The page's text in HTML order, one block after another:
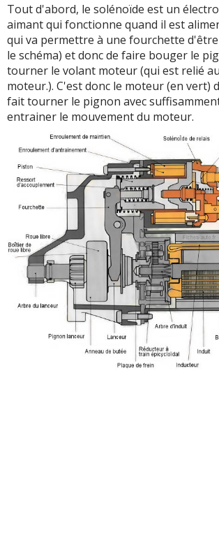
Tout d'abord, le solénoïde est un
aimant qui fonctionne quand il est
qui va permettre à une fourchette
le schéma) et donc de faire bouger le
tourner le volant moteur (qui est relié
moteur.). C'est donc le moteur (en vert)
fait tourner le pignon avec
entrainer le mouvement du moteur.